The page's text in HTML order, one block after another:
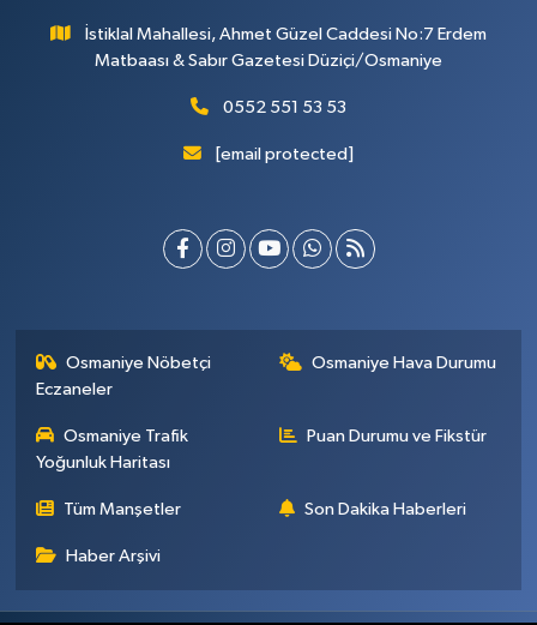
İstiklal Mahallesi, Ahmet Güzel Caddesi No:7 Erdem
Matbaası & Sabır Gazetesi Düziçi/Osmaniye
0552 551 53 53
[email protected]
Osmaniye Nöbetçi
Eczaneler
Osmaniye Hava Durumu
Osmaniye Trafik
Yoğunluk Haritası
Puan Durumu ve Fikstür
Tüm Manşetler Son Dakika Haberleri
Haber Arşivi